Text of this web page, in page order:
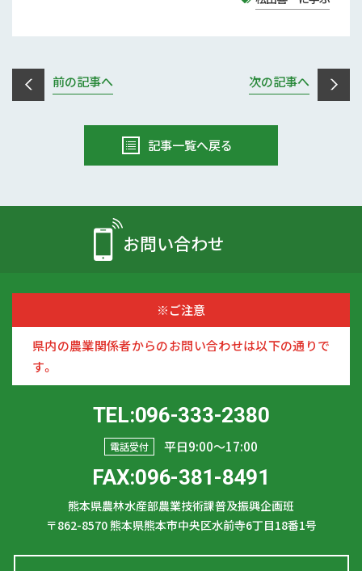
前の記事へ 次の記事へ
記事一覧へ戻る
お問い合わせ
※ご注意
県内の農業関係者からのお問い合わせは以下の通りで
す。
TEL:096-333-2380
電話受付 平日9:00〜17:00
FAX:096-381-8491
熊本県農林水産部農業技術課普及振興企画班
〒862-8570熊本県熊本市中央区水前寺6丁目18番1号